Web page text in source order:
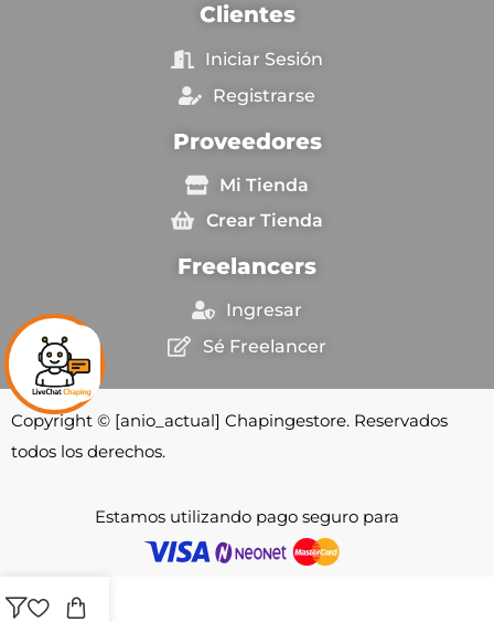
Clientes
Iniciar Sesión
Registrarse
Proveedores
Mi Tienda
Crear Tienda
Freelancers
Ingresar
Sé Freelancer
Copyright © [anio_actual] Chapingestore. Reservados
todos los derechos.
Estamos utilizando pago seguro para